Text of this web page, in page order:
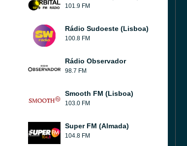
101.9 FM
Rádio Sudoeste (Lisboa)
100.8 FM
Rádio Observador
98.7 FM
Smooth FM (Lisboa)
103.0 FM
Super FM (Almada)
104.8 FM